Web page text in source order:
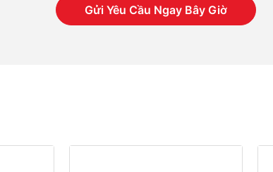
Gửi Yêu Cầu Ngay Bây Giờ